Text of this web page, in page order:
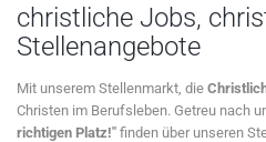
christliche Jobs,
Stellenangebote
Mit unserem Stellenmarkt, die
Christen im Berufsleben. Getreu nach
richtigen Platz!" finden über unseren